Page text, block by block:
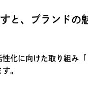
と、ブランドの
性化に向けた取り組み
。